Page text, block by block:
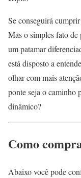
Se conseguirá
Mas o simples fato
um patamar
está disposto a
olhar com mais
ponte seja o caminho
dinâmico?
Como
Abaixo você pode